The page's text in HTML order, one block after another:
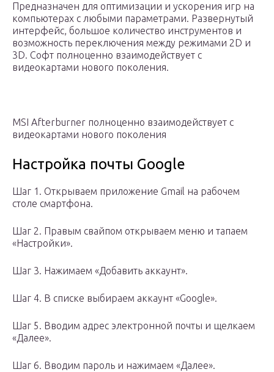
Предназначен для оптимизации и ускорения игр на
компьютерах с любыми параметрами. Развернутый
интерфейс, большое количество инструментов и
возможность переключения между режимами 2D и
3D. Софт полноценно взаимодействует с
видеокартами нового поколения.
MSI Afterburner полноценно взаимодействует с
видеокартами нового поколения
Настройка почты Google
Шаг 1. Открываем приложение Gmail на рабочем
столе смартфона.
Шаг 2. Правым свайпом открываем меню и тапаем
«Настройки».
Шаг 3. Нажимаем «Добавить аккаунт».
Шаг 4. В списке выбираем аккаунт «Google».
Шаг 5. Вводим адрес электронной почты и щелкаем
«Далее».
Шаг 6. Вводим пароль и нажимаем «Далее».